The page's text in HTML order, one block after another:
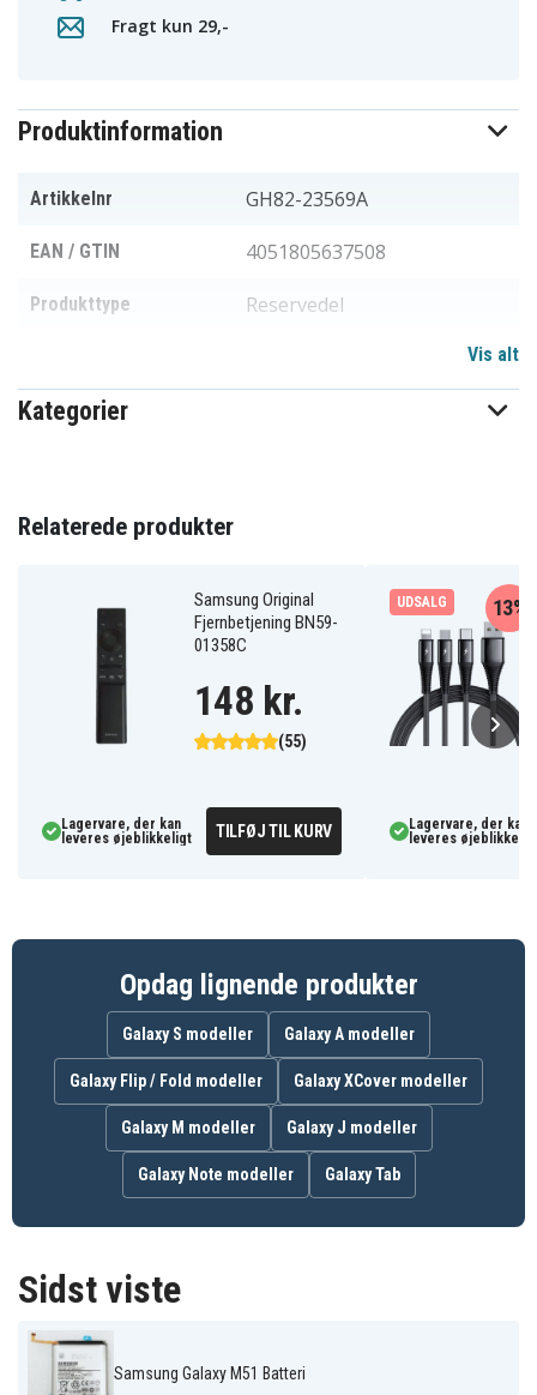
Fragt kun 29,-
Produktinformation
Artikkelnr GH82-23569A
EAN / GTIN 4051805637508
Produkttype Reservedel
Vis alt
Kategorier
Relaterede produkter
Samsung Original
Fjernbetjening BN59-
01358C
(55)
148 kr.
Lagervare, der kan
leveres øjeblikkeligt
TILFØJ TIL KURV
UDSALG 13%
Lagervare, der kan
leveres
Opdag lignende produkter
Galaxy S modeller Galaxy A modeller
Galaxy Flip / Fold modeller Galaxy XCover modeller
Galaxy M modeller Galaxy J modeller
Galaxy Note modeller Galaxy Tab
Sidst viste
Samsung Galaxy M51 Batteri